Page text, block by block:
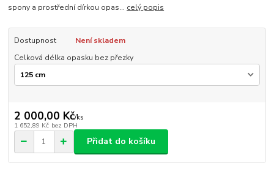
spony a prostřední dírkou opas... celý popis
Dostupnost
Není skladem
Celková délka opasku bez přezky
2 000,00 Kč/ks
1 652,89 Kč bez DPH
Přidat do košíku